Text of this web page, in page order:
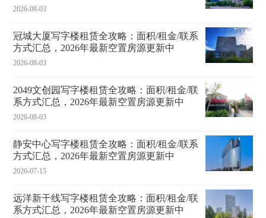
2026-08-03
冠城大厦写字楼租赁全攻略：面积/租金/联系
方式汇总，2026年最新空置房源更新中
2026-08-03
2049文创园写字楼租赁全攻略：面积/租金/联
系方式汇总，2026年最新空置房源更新中
2026-08-03
静安中心写字楼租赁全攻略：面积/租金/联系
方式汇总，2026年最新空置房源更新中
2026-07-15
远洋新干线写字楼租赁全攻略：面积/租金/联
系方式汇总，2026年最新空置房源更新中